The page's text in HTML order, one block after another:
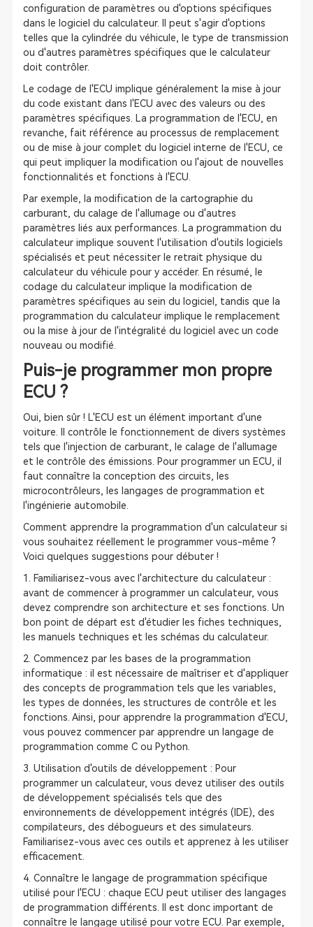
configuration de paramètres ou d'options spécifiques
dans le logiciel du calculateur. Il peut s'agir d'options
telles que la cylindrée du véhicule, le type de transmission
ou d'autres paramètres spécifiques que le calculateur
doit contrôler.
Le codage de l'ECU implique généralement la mise à jour
du code existant dans l'ECU avec des valeurs ou des
paramètres spécifiques. La programmation de l'ECU, en
revanche, fait référence au processus de remplacement
ou de mise à jour complet du logiciel interne de l'ECU, ce
qui peut impliquer la modification ou l'ajout de nouvelles
fonctionnalités et fonctions à l'ECU.
Par exemple, la modification de la cartographie du
carburant, du calage de l'allumage ou d'autres
paramètres liés aux performances. La programmation du
calculateur implique souvent l'utilisation d'outils logiciels
spécialisés et peut nécessiter le retrait physique du
calculateur du véhicule pour y accéder. En résumé, le
codage du calculateur implique la modification de
paramètres spécifiques au sein du logiciel, tandis que la
programmation du calculateur implique le remplacement
ou la mise à jour de l'intégralité du logiciel avec un code
nouveau ou modifié.
Puis-je programmer mon propre
ECU ?
Oui, bien sûr ! L'ECU est un élément important d'une
voiture. Il contrôle le fonctionnement de divers systèmes
tels que l'injection de carburant, le calage de l'allumage
et le contrôle des émissions. Pour programmer un ECU, il
faut connaître la conception des circuits, les
microcontrôleurs, les langages de programmation et
l'ingénierie automobile.
Comment apprendre la programmation d'un calculateur si
vous souhaitez réellement le programmer vous-même ?
Voici quelques suggestions pour débuter !
1. Familiarisez-vous avec l'architecture du calculateur :
avant de commencer à programmer un calculateur, vous
devez comprendre son architecture et ses fonctions. Un
bon point de départ est d'étudier les fiches techniques,
les manuels techniques et les schémas du calculateur.
2. Commencez par les bases de la programmation
informatique : il est nécessaire de maîtriser et d'appliquer
des concepts de programmation tels que les variables,
les types de données, les structures de contrôle et les
fonctions. Ainsi, pour apprendre la programmation d'ECU,
vous pouvez commencer par apprendre un langage de
programmation comme C ou Python.
3. Utilisation d'outils de développement : Pour
programmer un calculateur, vous devez utiliser des outils
de développement spécialisés tels que des
environnements de développement intégrés (IDE), des
compilateurs, des débogueurs et des simulateurs.
Familiarisez-vous avec ces outils et apprenez à les utiliser
efficacement.
4. Connaître le langage de programmation spécifique
utilisé pour l'ECU : chaque ECU peut utiliser des langages
de programmation différents. Il est donc important de
connaître le langage utilisé pour votre ECU. Par exemple,